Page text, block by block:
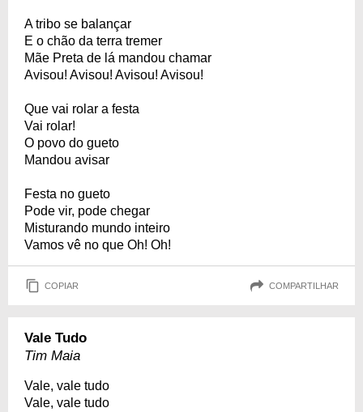
A tribo se balançar
E o chão da terra tremer
Mãe Preta de lá mandou chamar
Avisou! Avisou! Avisou! Avisou!
Que vai rolar a festa
Vai rolar!
O povo do gueto
Mandou avisar
Festa no gueto
Pode vir, pode chegar
Misturando mundo inteiro
Vamos vê no que Oh! Oh!
COPIAR COMPARTILHAR
Vale Tudo
Tim Maia
Vale, vale tudo
Vale, vale tudo